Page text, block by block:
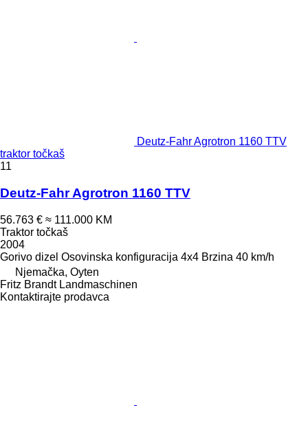
Deutz-Fahr Agrotron 1160 TTV
traktor točkaš
11
Deutz-Fahr Agrotron 1160 TTV
56.763 € ≈ 111.000 KM
Traktor točkaš
2004
Gorivo dizel Osovinska konfiguracija 4x4 Brzina 40 km/h
Njemačka, Oyten
Fritz Brandt Landmaschinen
Kontaktirajte prodavca